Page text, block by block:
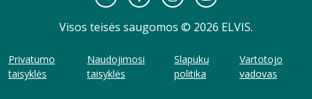
Visos teisės saugomos © 2026 ELVIS.
Privatumo
taisyklės
Naudojimosi
taisyklės
Slapukų
politika
Vartotojo
vadovas